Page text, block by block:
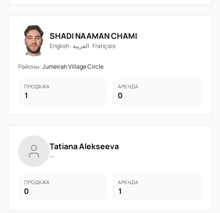
SHADI NAAMAN CHAMI
English · العربية · Français
Районы:Jumeirah Village Circle
ПРОДАЖА
1
АРЕНДА
0
Tatiana Alekseeva
—
ПРОДАЖА
0
АРЕНДА
1